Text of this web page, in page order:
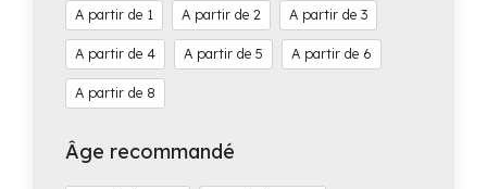
1 2 3
4 5 6
8
Âge recommandé